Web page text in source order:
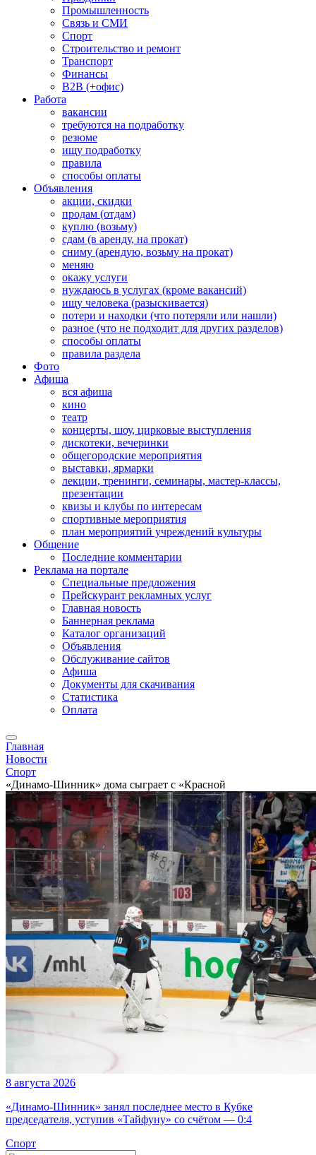
Промышленность
Связь и СМИ
Спорт
Строительство и ремонт
Транспорт
Финансы
B2B (+офис)
Работа
вакансии
требуются на подработку
резюме
ищу подработку
правила
способы оплаты
Объявления
акции, скидки
продам (отдам)
куплю (возьму)
сдам (в аренду, на прокат)
сниму (арендую, возьму на прокат)
меняю
окажу услуги
нуждаюсь в услугах (кроме вакансий)
ищу человека (разыскивается)
потери и находки (что потеряли или нашли)
разное (что не подходит для других разделов)
способы оплаты
правила раздела
Фото
Афиша
вся афиша
кино
театр
концерты, шоу, цирковые выступления
дискотеки, вечеринки
общегородские мероприятия
выставки, ярмарки
лекции, тренинги, семинары, мастер-классы,
презентации
квизы и клубы по интересам
спортивные мероприятия
план мероприятий учреждений культуры
Общение
Последние комментарии
Реклама на портале
Специальные предложения
Прейскурант рекламных услуг
Главная новость
Баннерная реклама
Каталог организаций
Объявления
Обслуживание сайтов
Афиша
Документы для скачивания
Статистика
Оплата
Главная
Новости
Спорт
«Динамо-Шинник» дома сыграет с «Красной
8 августа 2026
«Динамо-Шинник» занял последнее место в Кубке
председателя, уступив «Тайфуну» со счётом — 0:4
Спорт